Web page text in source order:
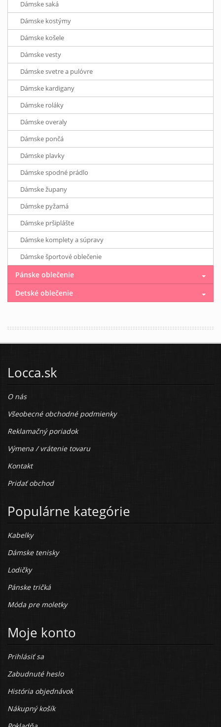
Dámske saká
Dámske kostýmy
Dámske košele
Dámske vesty
Dámske svetre a pulóvre
Dámske kardigany
Dámske roláky
Dámske overaly
Dámske pončá
Dámske plavky
Dámske spodné prádlo
Dámske župany
Dámske pyžamá
Dámske pršiplášte
Dámske komplety a súpravy
Dámske športové oblečenie
Pánske oblečenie
Detské oblečenie
Locca.sk
O nás
Všeobecné obchodné podmienky
Reklamačný poriadok
Výmena / vrátenie tovaru
Kontakt
Pridať obchod
Populárne kategórie
Kabelky
Dámske tenisky
Lodičky
Pánske tričká
Móda pre moletky
Moje konto
Prihlásiť sa
Zabudnuté heslo
História objednávok
Nákupný košík